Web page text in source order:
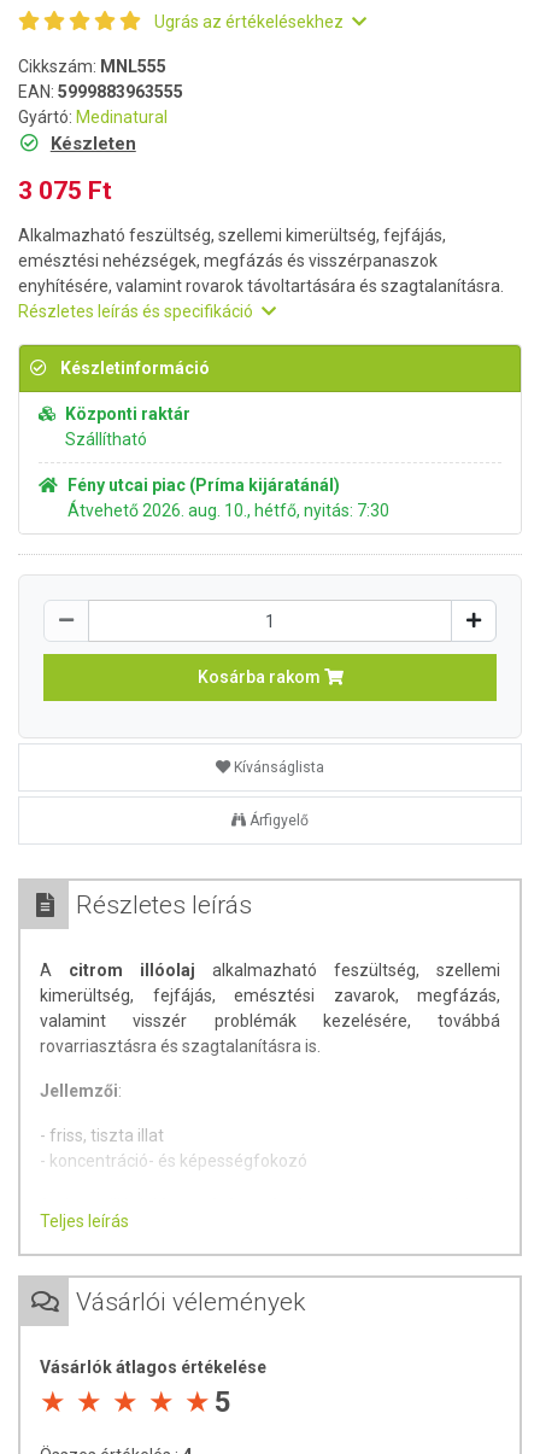
Ugrás az értékelésekhez
Cikkszám: MNL555
EAN: 5999883963555
Gyártó: Medinatural
Készleten
3 075 Ft
Alkalmazható feszültség, szellemi kimerültség, fejfájás,
emésztési nehézségek, megfázás és visszérpanaszok
enyhítésére, valamint rovarok távoltartására és szagtalanításra.
Részletes leírás és specifikáció
Készletinformáció
Központi raktár
Szállítható
Fény utcai piac (Príma kijáratánál)
Átvehető 2026. aug. 10., hétfő, nyitás: 7:30
Kosárba rakom
Kívánságlista
Árfigyelő
Részletes leírás
A citrom illóolaj alkalmazható feszültség, szellemi
kimerültség, fejfájás, emésztési zavarok, megfázás,
valamint visszér problémák kezelésére, továbbá
rovarriasztásra és szagtalanításra is.
Jellemzői:
- friss, tiszta illat
- koncentráció- és képességfokozó
a légtérbe párologtatják. A citrom illóolaj párologtatásával
megakadályozhatók a légúti fertőzések, mint például az
influenza, mivel a kórokozókat már a levegőben elpusztítja.
Acitrom illóolajat
ssp. limonum) gyümölcsének héjából nyerik ki, préseléssel
(és ezt követő szűréssel, centrifugálással), vagy
Teljes leírás
Vásárlói vélemények
Vásárlók átlagos értékelése
5